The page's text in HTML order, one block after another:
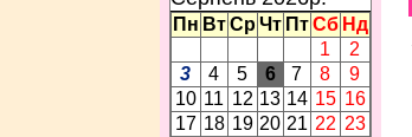
Пн Вт Ср Чт Пт Сб Нд
1
2
3
4 5 6 7 8
9
10 11 12 13 14 15 16
17 18 19 20 21 22 23